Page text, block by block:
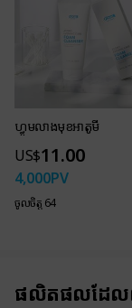
ហ្វូមលាងមុខអាតូមី
US$11.00
4,000PV
ចូលចិត្ត 64
ផលិតផលដែលព